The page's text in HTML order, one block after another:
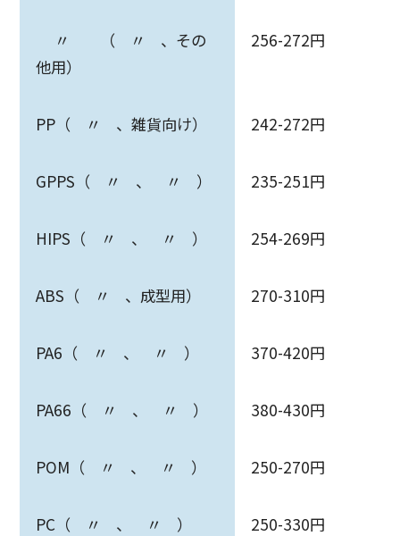
〃 （ 〃 、その
他用）
256-272円
PP（ 〃 、雑貨向け） 242-272円
GPPS（ 〃 、 〃 ） 235-251円
HIPS（ 〃 、 〃 ） 254-269円
ABS（ 〃 、成型用） 270-310円
PA6（ 〃 、 〃 ） 370-420円
PA66（ 〃 、 〃 ） 380-430円
POM（ 〃 、 〃 ） 250-270円
PC（ 〃 、 〃 ） 250-330円